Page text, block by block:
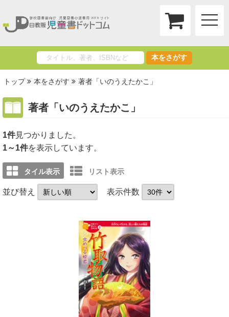
toggle
本をさがす
トップ 本をさがす 著者「いのうえたかこ」
著者「いのうえたかこ」
1件
1～1件を表示しています。
タイル表示 リスト表示
並び替え 表示件数